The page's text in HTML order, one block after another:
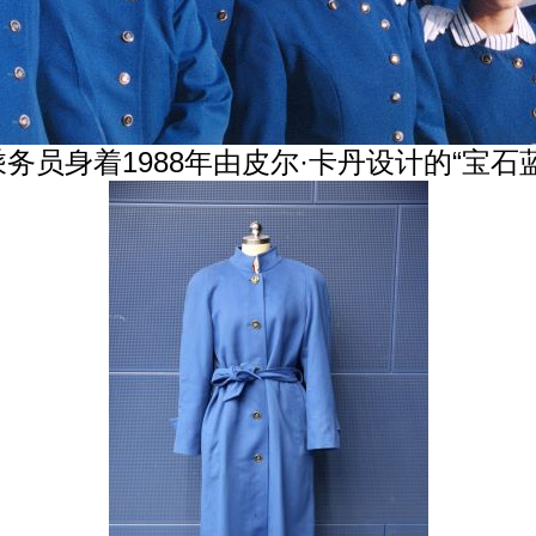
员身着1988年由皮尔·卡丹设计的“宝石